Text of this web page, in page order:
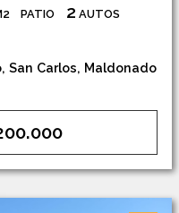
PATIO 2 AUTOS
San Carlos, Maldonado